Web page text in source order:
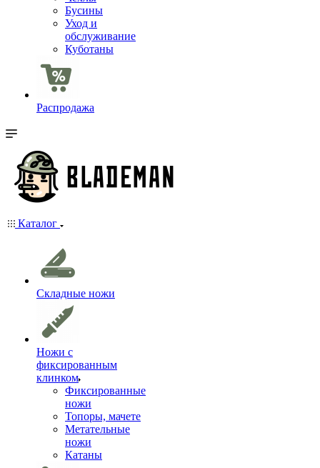
Бусины
Уход и
обслуживание
Куботаны
Распродажа
Каталог
Складные ножи
Ножи с
фиксированным
клинком
Фиксированные
ножи
Топоры, мачете
Метательные
ножи
Катаны